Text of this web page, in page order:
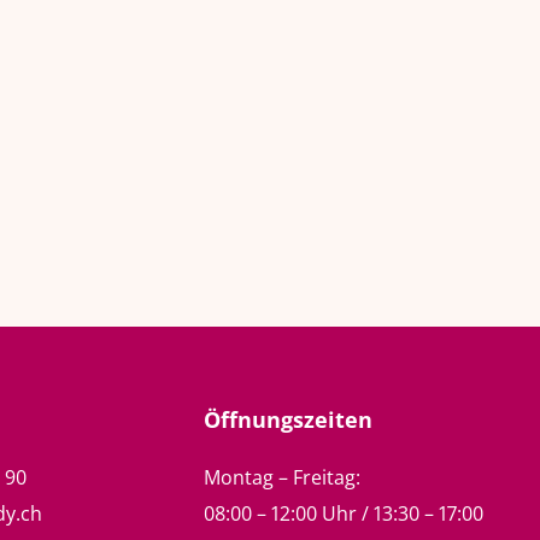
90
Öffnungszeiten
Montag – Freitag:
08:00 – 12:00 Uhr / 13:30 – 17:00